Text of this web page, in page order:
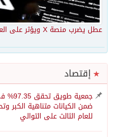
عطل يضرب منصة X ويؤثر على العديد من المستخدمين
إقتصاد
جمعية
ضمن الكيانات متناهية الكبر
للعام الثالث على التوالي